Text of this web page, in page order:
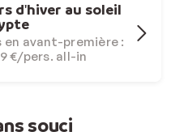
d'hiver au soleil
avant-première :
€/pers. all-in
souci